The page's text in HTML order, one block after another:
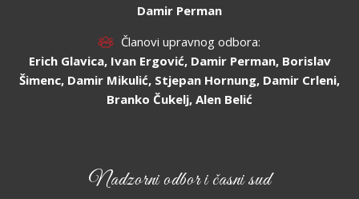
Damir Perman
Članovi upravnog odbora:
Erich Glavica, Ivan Ergović, Damir Perman, Borislav
Šimenc, Damir Mikulić, Stjepan Hornung, Damir Crleni,
Branko Čukelj, Alen Belić
Nadzorni odbor i časni sud